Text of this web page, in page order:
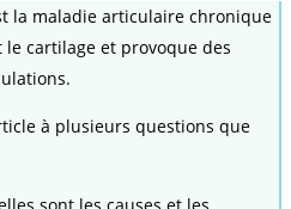
la maladie articulaire chronique
cartilage et provoque des
à plusieurs questions que